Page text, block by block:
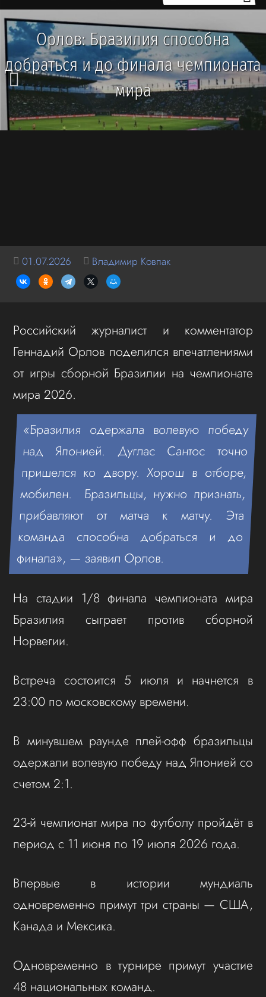
Орлов: Бразилия способна
добраться и до финала чемпионата
мира
01.07.2026 Владимир Ковпак
Российский журналист и комментатор
Геннадий Орлов поделился впечатлениями
от игры сборной Бразилии на чемпионате
мира 2026.
«Бразилия одержала волевую победу
над Японией. Дуглас Сантос точно
пришелся ко двору. Хорош в отборе,
мобилен. Бразильцы, нужно признать,
прибавляют от матча к матчу. Эта
команда способна добраться и до
финала», — заявил Орлов.
На стадии 1/8 финала чемпионата мира
Бразилия сыграет против сборной
Норвегии.
Встреча состоится 5 июля и начнется в
23:00 по московскому времени.
В минувшем раунде плей-офф бразильцы
одержали волевую победу над Японией со
счетом 2:1.
23-й чемпионат мира по футболу пройдёт в
период с 11 июня по 19 июля 2026 года.
Впервые в истории мундиаль
одновременно примут три страны — США,
Канада и Мексика.
Одновременно в турнире примут участие
48 национальных команд.